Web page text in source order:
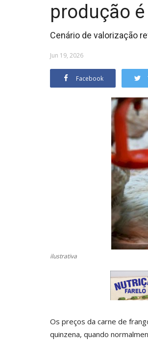
produção
Cenário de valorização
Jun 19, 2026
Facebook
ilustrativa
Os preços da carne de
quinzena, quando